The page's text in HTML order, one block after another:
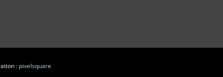
: pixelsquare